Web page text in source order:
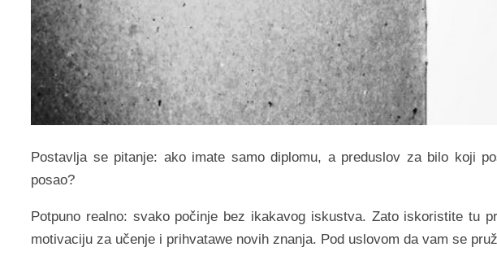
Postavlja se pitanje: ako imate samo diplomu, a preduslov za bilo koji
posao?
Potpuno realno: svako počinje bez ikakavog iskustva. Zato iskoristite tu
motivaciju za učenje i prihvatawe novih znanja. Pod uslovom da vam se